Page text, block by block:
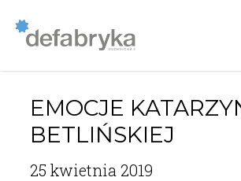
EMOCJE
BETLIŃSKIEJ
25 kwietnia 2019